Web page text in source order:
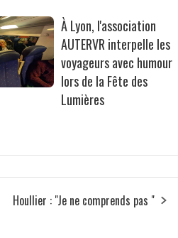
À Lyon, l'association
AUTERVR interpelle les
voyageurs avec humour
lors de la Fête des
Lumières
Houllier : "Je ne comprends pas "